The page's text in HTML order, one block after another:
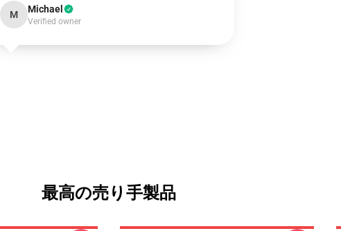
M Michael
Verified owner
最高の売り手製品